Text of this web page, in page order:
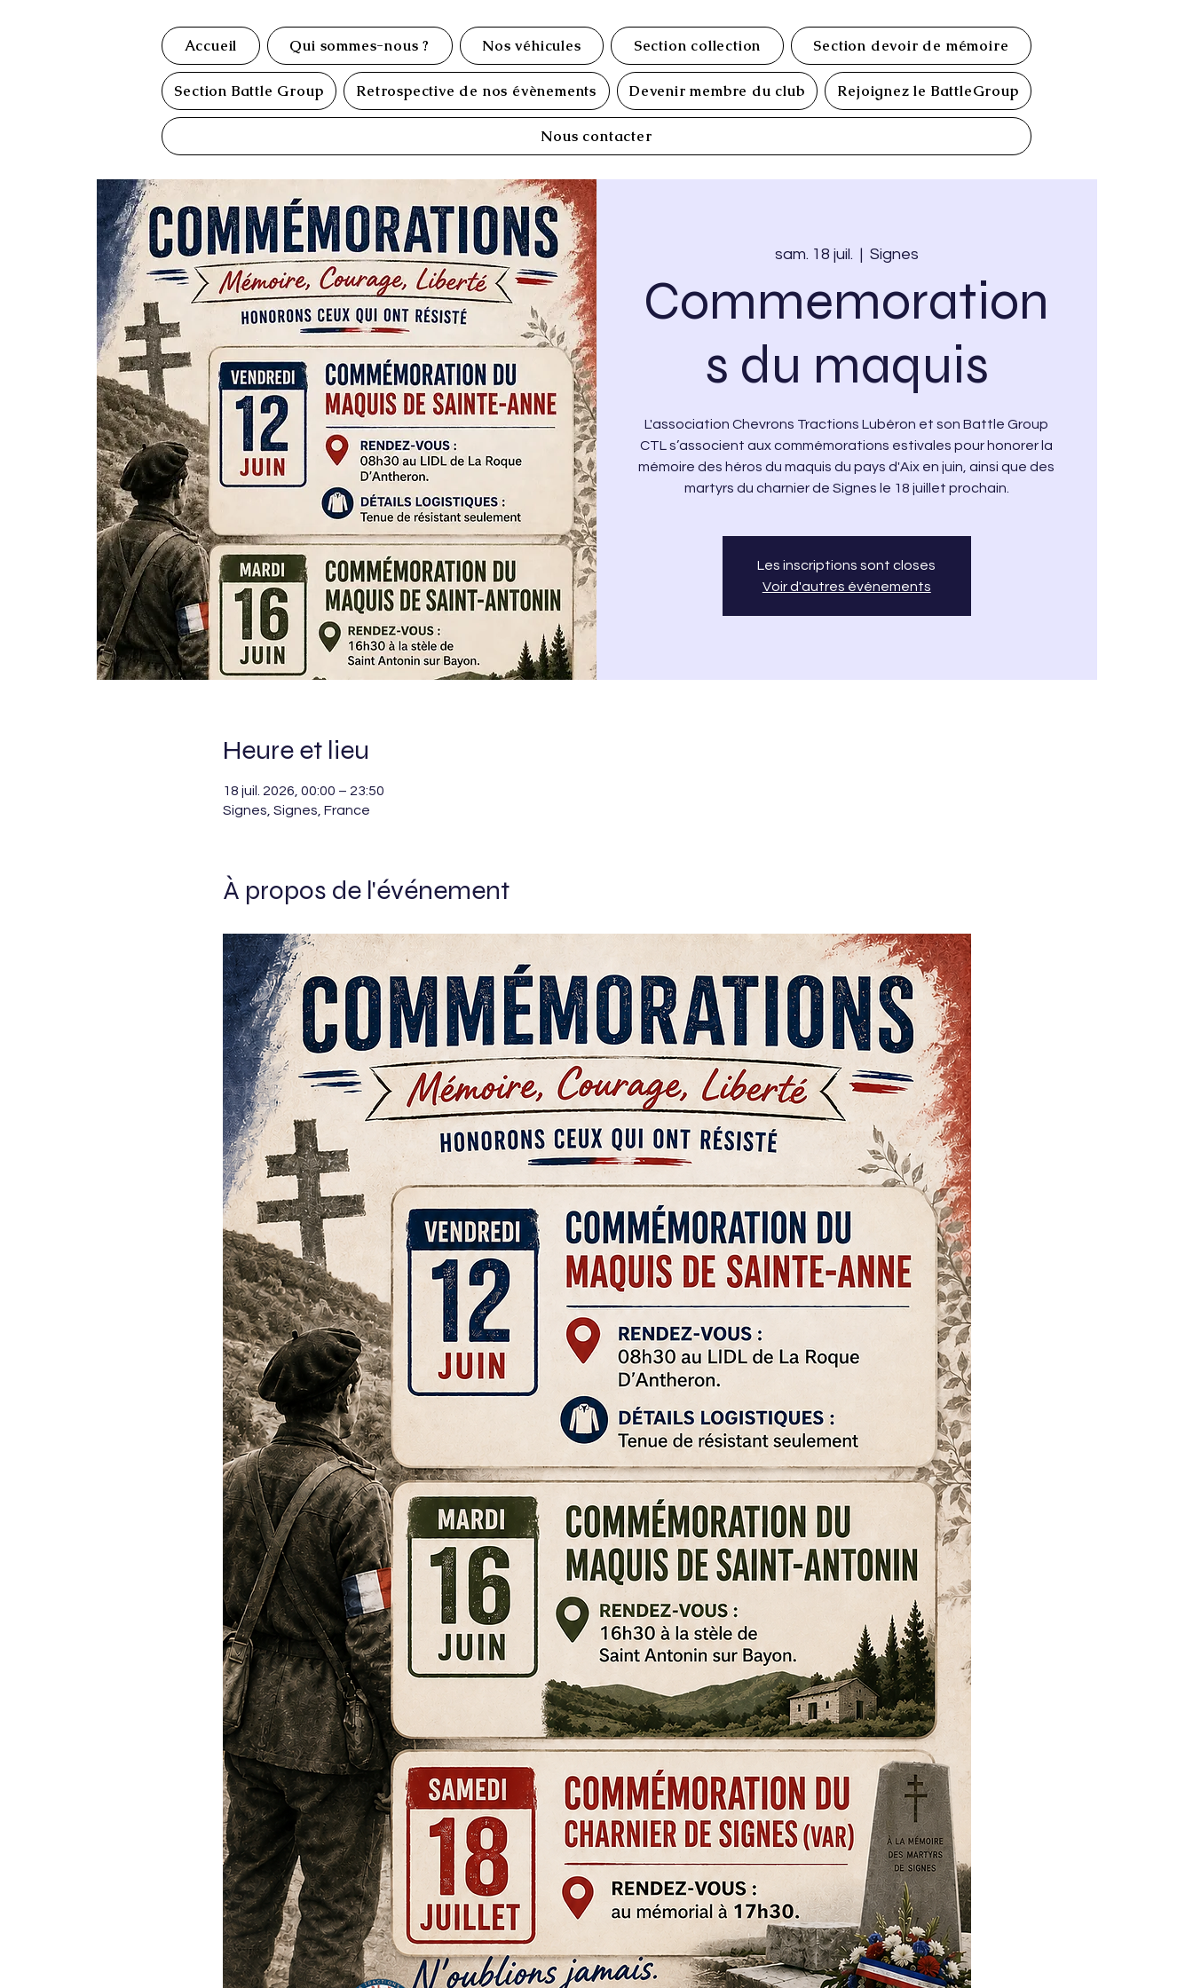
Accueil Qui sommes-nous ? Nos véhicules Section collection Section devoir de mémoire
Section Battle Group Retrospective de nos évènements Devenir membre du club Rejoignez le BattleGroup
Nous contacter
sam. 18 juil.
  |
Signes
Commemoration
s du maquis
L'association Chevrons Tractions Lubéron et son Battle Group
CTL s’associent aux commémorations estivales pour honorer la
mémoire des héros du maquis du pays d'Aix en juin, ainsi que des
martyrs du charnier de Signes le 18 juillet prochain.
Les inscriptions sont closes
Voir d'autres événements
Heure et lieu
18 juil. 2026, 00:00 – 23:50
Signes, Signes, France
À propos de l'événement